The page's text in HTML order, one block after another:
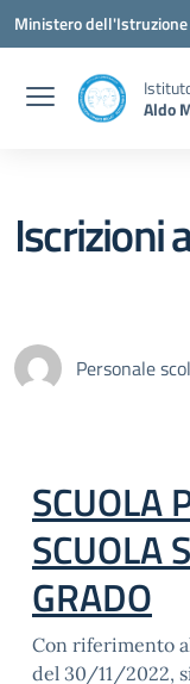
Vai ai contenuti
Vai al menu di
Vai al footer
Ministero
Aldo
Iscrizioni
Personale
SCUOLA
SCUOLA
GRADO
Con riferimento
del 30/11/2022,